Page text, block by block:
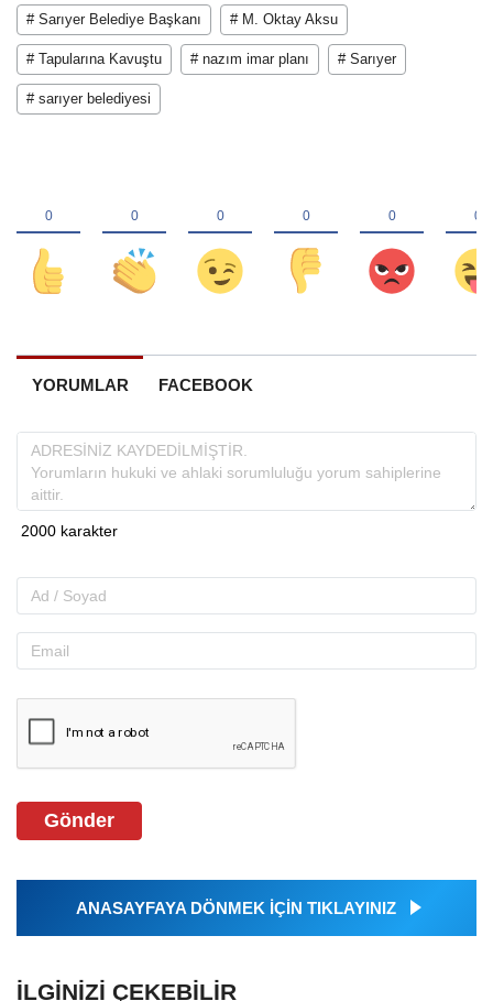
# Sarıyer Belediye Başkanı # M. Oktay Aksu
# Tapularına Kavuştu # nazım imar planı # Sarıyer
# sarıyer belediyesi
YORUMLAR FACEBOOK
Gönder
ANASAYFAYA DÖNMEK İÇİN TIKLAYINIZ
İLGINIZI ÇEKEBILIR